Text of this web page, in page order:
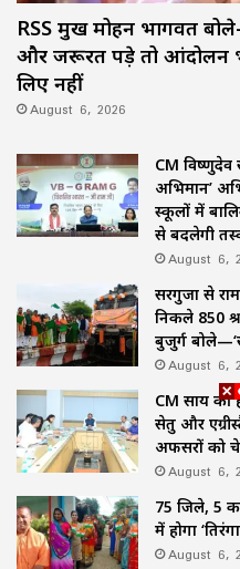
RSS प्रमुख मोहन भागवत
और जरूरत पड़े तो आंदोलन
लिए नहीं
August 6, 2026
CM विष्णुदेव
अभिमान’
स्कूलों में
से बदलेगी
August 6,
सरगुजा से
निकले 850
बुजुर्ग
August 6,
CM साय की
सेतु और
अफसरों को
August 6,
75 जिले, 5
में होगा
August 6,